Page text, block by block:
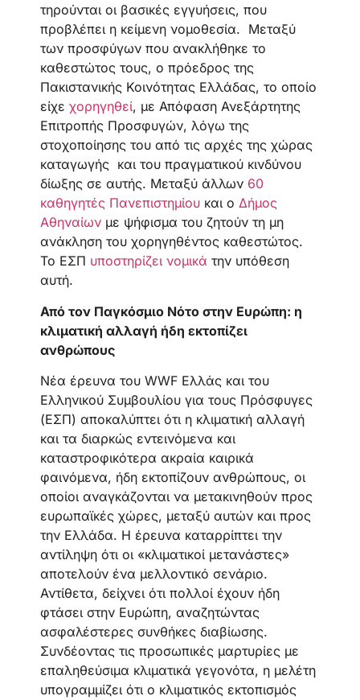
τηρούνται οι βασικές εγγυήσεις, που
προβλέπει η κείμενη νομοθεσία. Μεταξύ
των προσφύγων που ανακλήθηκε το
καθεστώτος τους, ο πρόεδρος της
Πακιστανικής Κοινότητας Ελλάδας, το οποίο
είχε χορηγηθεί, με Απόφαση Ανεξάρτητης
Επιτροπής Προσφυγών, λόγω της
στοχοποίησης του από τις αρχές της χώρας
καταγωγής και του πραγματικού κινδύνου
δίωξης σε αυτής. Μεταξύ άλλων 60
καθηγητές Πανεπιστημίου και ο Δήμος
Αθηναίων με ψήφισμα του ζητούν τη μη
ανάκληση του χορηγηθέντος καθεστώτος.
Το ΕΣΠ υποστηρίζει νομικά την υπόθεση
αυτή.
Από τον Παγκόσμιο Νότο στην Ευρώπη: η
κλιματική αλλαγή ήδη εκτοπίζει
ανθρώπους
Νέα έρευνα του WWF Ελλάς και του
Ελληνικού Συμβουλίου για τους Πρόσφυγες
(ΕΣΠ) αποκαλύπτει ότι η κλιματική αλλαγή
και τα διαρκώς εντεινόμενα και
καταστροφικότερα ακραία καιρικά
φαινόμενα, ήδη εκτοπίζουν ανθρώπους, οι
οποίοι αναγκάζονται να μετακινηθούν προς
ευρωπαϊκές χώρες, μεταξύ αυτών και προς
την Ελλάδα. Η έρευνα καταρρίπτει την
αντίληψη ότι οι «κλιματικοί μετανάστες»
αποτελούν ένα μελλοντικό σενάριο.
Αντίθετα, δείχνει ότι πολλοί έχουν ήδη
φτάσει στην Ευρώπη, αναζητώντας
ασφαλέστερες συνθήκες διαβίωσης.
Συνδέοντας τις προσωπικές μαρτυρίες με
επαληθεύσιμα κλιματικά γεγονότα, η μελέτη
υπογραμμίζει ότι ο κλιματικός εκτοπισμός